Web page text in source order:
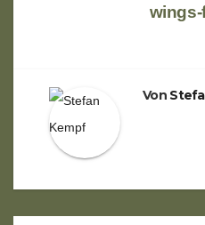
wings-
Von